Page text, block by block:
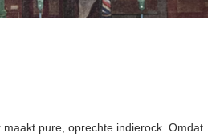
maakt pure, oprechte indierock. Omdat